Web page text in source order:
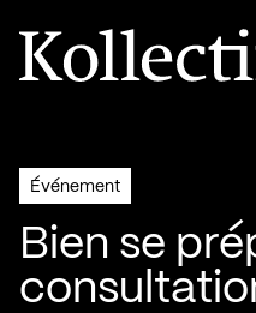
Aller à la page d'accueil
Logo Kollectif
Événement
Bien se